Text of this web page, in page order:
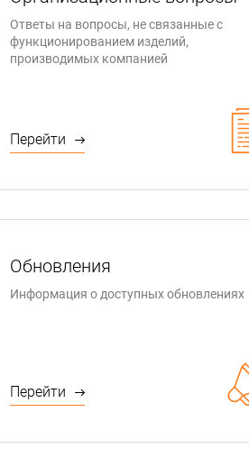
Ответы на вопросы, не связанные с
функционированием изделий,
производимых компанией
Перейти
Обновления
Информация о доступных обновлениях
Перейти